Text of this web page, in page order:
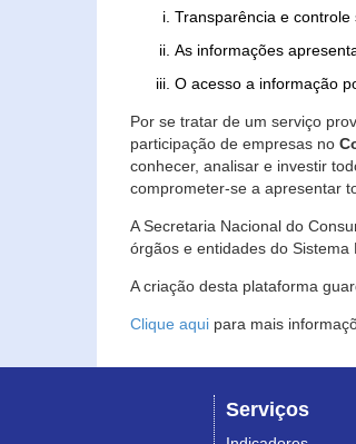
Transparência e
As informações
O acesso a informação
Por se tratar de um serviço
participação de empresas no
conhecer, analisar e investir
comprometer-se a apresentar
A Secretaria Nacional do
órgãos e entidades do
A criação desta plataforma
Clique aqui para mais
Serviços